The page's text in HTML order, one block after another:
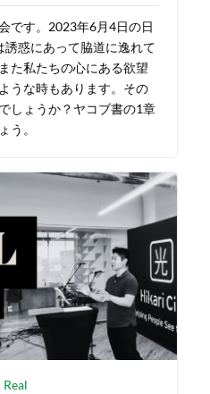
です。2023年6月4日の日
惑にあって脇道に逸れて
た私たちの心にある欲望
うな時もあります。その
しょうか？ヤコブ書の1章
う。
Real